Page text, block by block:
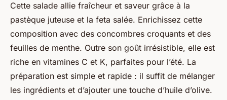
Cette salade allie fraîcheur et saveur grâce à la
pastèque juteuse et la feta salée. Enrichissez cette
composition avec des concombres croquants et des
feuilles de menthe. Outre son goût irrésistible, elle est
riche en vitamines C et K, parfaites pour l’été. La
préparation est simple et rapide : il suffit de mélanger
les ingrédients et d’ajouter une touche d’huile d’olive.